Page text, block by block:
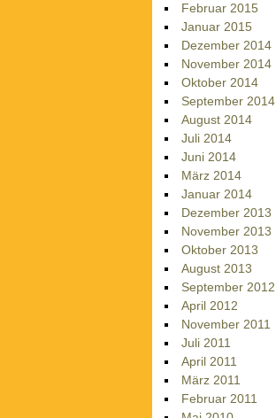
Februar 2015
Januar 2015
Dezember 2014
November 2014
Oktober 2014
September 2014
August 2014
Juli 2014
Juni 2014
März 2014
Januar 2014
Dezember 2013
November 2013
Oktober 2013
August 2013
September 2012
April 2012
November 2011
Juli 2011
April 2011
März 2011
Februar 2011